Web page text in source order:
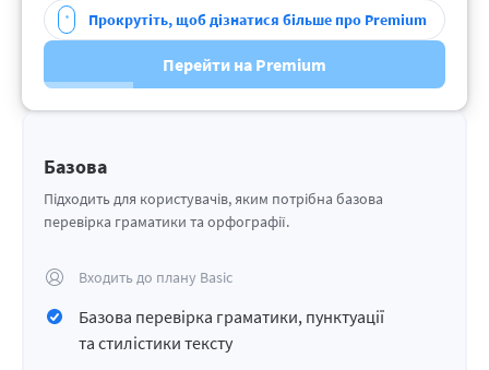
Прокрутіть, щоб дізнатися більше про Premium
Перейти на Premium
Базова
​​Підходить для користувачів, яким потрібна базова
перевірка граматики та орфографії.
Входить до плану Basic
Базова перевірка граматики, пунктуації
та стилістики тексту